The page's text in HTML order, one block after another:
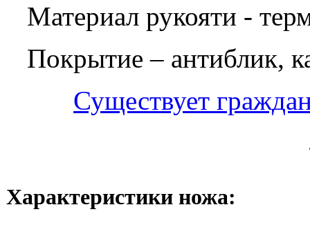
Материал рукояти -
Покрытие – антиблик,
Существует
Характеристики ножа: